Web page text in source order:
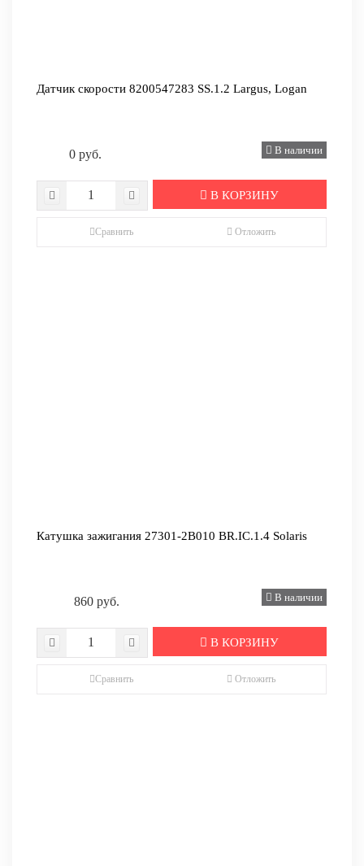
Датчик скорости 8200547283 SS.1.2 Largus, Logan
0 руб. В наличии
В КОРЗИНУ
Сравнить Отложить
Катушка зажигания 27301-2B010 BR.IC.1.4 Solaris
860 руб. В наличии
В КОРЗИНУ
Сравнить Отложить